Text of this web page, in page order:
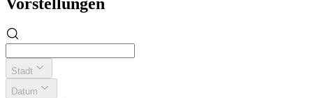
Stadt
Datum